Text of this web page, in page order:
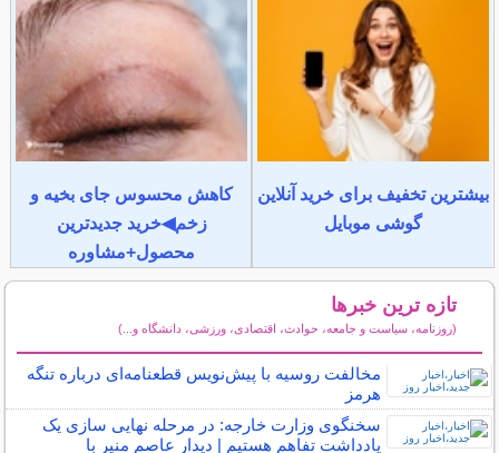
بیشترین تخفیف برای خرید آنلاین
گوشی موبایل
کاهش محسوس جای بخیه و
زخم◀خرید جدیدترین
محصول+مشاوره
تازه ترین خبرها
(روزنامه، سیاست و جامعه، حوادث، اقتصادی، ورزشی، دانشگاه و...)
مخالفت روسیه با پیش‌نویس قطعنامه‌ای درباره تنگه
هرمز
سخنگوی وزارت خارجه: در مرحله نهایی سازی یک
یادداشت تفاهم هستیم | دیدار عاصم منیر با